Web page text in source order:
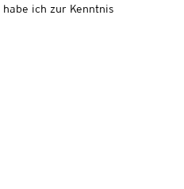
habe ich zur Kenntnis